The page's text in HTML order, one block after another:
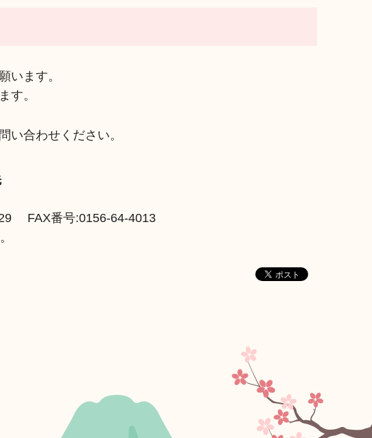
います。
す。
い合わせください。
FAX番号:0156-64-4013